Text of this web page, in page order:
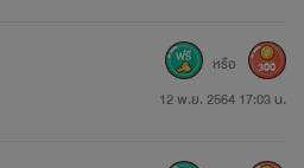
12 พ.ย. 2564 17:03 น.
หรือ 300